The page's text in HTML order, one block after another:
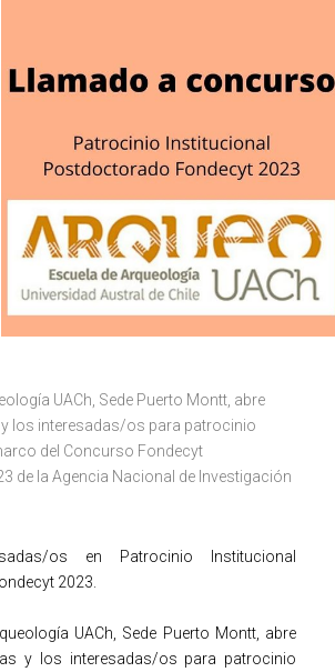
UACh, Sede Puerto Montt, abre
los interesadas/os para patrocinio
del Concurso Fondecyt
de la Agencia Nacional de Investigación
os en Patrocinio Institucional
2023.
UACh, Sede Puerto Montt, abre
y los interesadas/os para patrocinio